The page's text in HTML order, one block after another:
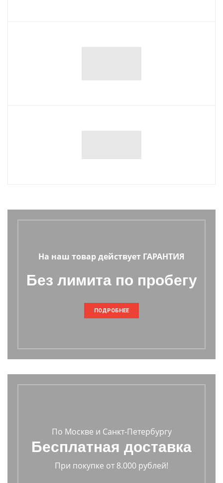
На наш товар действует ГАРАНТИЯ
Без лимита по пробегу
ПОДРОБНЕЕ
По Москве и Санкт-Петербургу
Бесплатная доставка
При покупке от 8.000 рублей!